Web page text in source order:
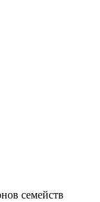
семейств